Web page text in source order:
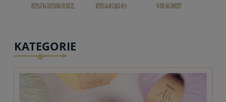
KATEGORIE